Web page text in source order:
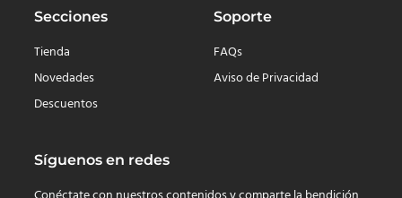
Secciones
Tienda
Novedades
Descuentos
Soporte
FAQs
Aviso de Privacidad
Síguenos en redes